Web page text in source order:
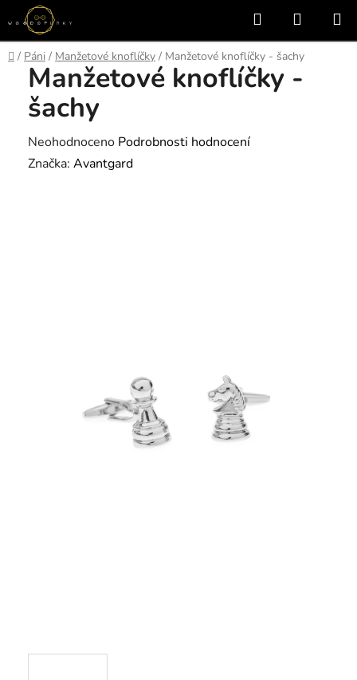
Přejít
na
obsah
Hledat
KOŠÍK
Domů
/ Páni / Manžetové knoflíčky / Manžetové knoflíčky - šachy
Manžetové knoflíčky -
šachy
Průměrné
hodnocení
Neohodnoceno Podrobnosti hodnocení
Značka: Avantgard